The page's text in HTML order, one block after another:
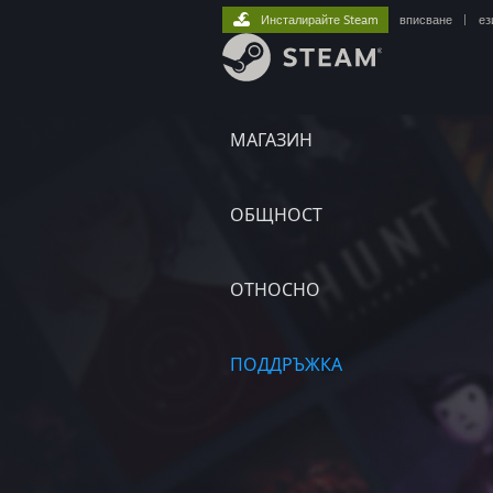
МАГАЗИН
ОБЩНОСТ
ОТНОСНО
ПОДДРЪЖКА
Инсталирайте Steam вписване